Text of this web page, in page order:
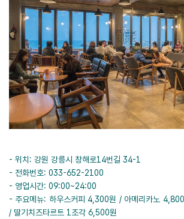
- 위치: 강원 강릉시 창해로14번길 34-1
- 전화번호: 033-652-2100
- 영업시간: 09:00~24:00
- 주요메뉴: 하우스커피 4,300원 / 아메리카노
/ 딸기치즈타르트 1조각 6,500원